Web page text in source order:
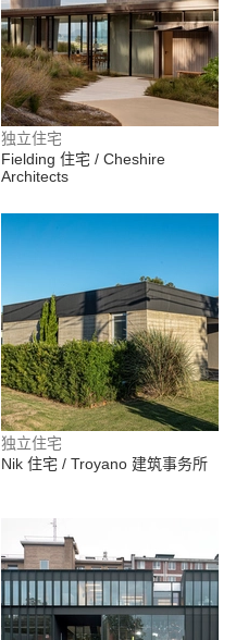
独立住宅
Fielding 住宅 / Cheshire
Architects
独立住宅
Nik 住宅 / Troyano 建筑事务所